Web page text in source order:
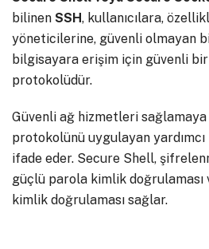
bilinen SSH, kullanıcılara,
yöneticilerine, güvenli olmayan
bilgisayara erişim için güvenli
protokolüdür.
Güvenli ağ hizmetleri
protokolünü uygulayan
ifade eder. Secure Shell,
güçlü parola kimlik doğrulaması
kimlik doğrulaması sağlar.